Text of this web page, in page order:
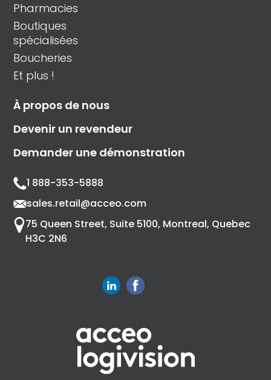
Pharmacies
Boutiques
spécialisées
Boucheries
Et plus !
À propos de nous
Devenir un revendeur
Demander une démonstration
1 888-353-5888
sales.retail@acceo.com
75 Queen Street, Suite 5100, Montreal, Quebec
H3C 2N6